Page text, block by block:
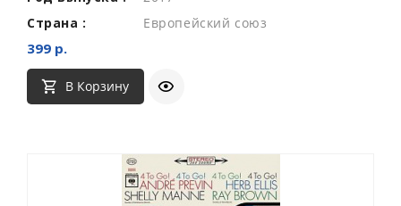
Страна :
Европейский союз
399 р.
В Корзину